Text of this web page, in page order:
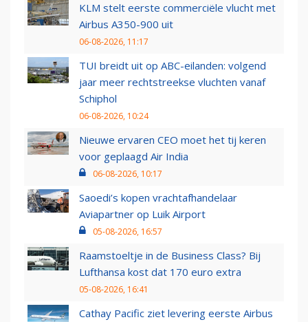
KLM stelt eerste commerciële vlucht met
Airbus A350-900 uit
06-08-2026, 11:17
TUI breidt uit op ABC-eilanden: volgend
jaar meer rechtstreekse vluchten vanaf
Schiphol
06-08-2026, 10:24
Nieuwe ervaren CEO moet het tij keren
voor geplaagd Air India
06-08-2026, 10:17
Saoedi’s kopen vrachtafhandelaar
Aviapartner op Luik Airport
05-08-2026, 16:57
Raamstoeltje in de Business Class? Bij
Lufthansa kost dat 170 euro extra
05-08-2026, 16:41
Cathay Pacific ziet levering eerste Airbus